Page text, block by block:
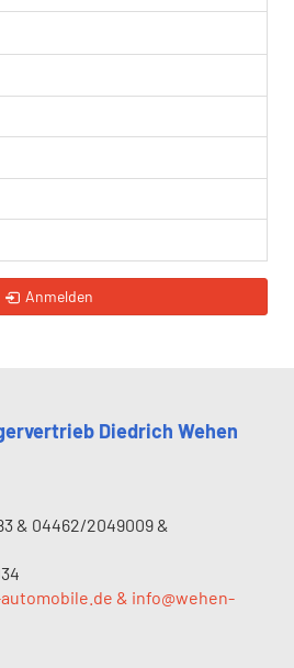
Anmelden
Diedrich Wehen
& 04462/2049009 &
& info@wehen-